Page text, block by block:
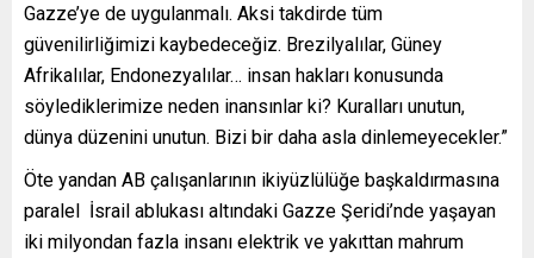
Gazze’ye de uygulanmalı. Aksi takdirde tüm
güvenilirliğimizi kaybedeceğiz. Brezilyalılar, Güney
Afrikalılar, Endonezyalılar… insan hakları konusunda
söylediklerimize neden inansınlar ki? Kuralları unutun,
dünya düzenini unutun. Bizi bir daha asla dinlemeyecekler.”
Öte yandan AB çalışanlarının ikiyüzlülüğe başkaldırmasına
paralel İsrail ablukası altındaki Gazze Şeridi’nde yaşayan
iki milyondan fazla insanı elektrik ve yakıttan mahrum